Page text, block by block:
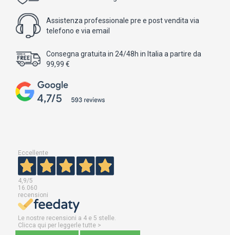
Assistenza professionale pre e post vendita via
telefono e via email
Consegna gratuita in 24/48h in Italia a partire da
99,99 €
Eccellente
4,9/5
16.060
recensioni
Le nostre recensioni a 4 e 5 stelle.
Clicca qui per leggerle tutte >